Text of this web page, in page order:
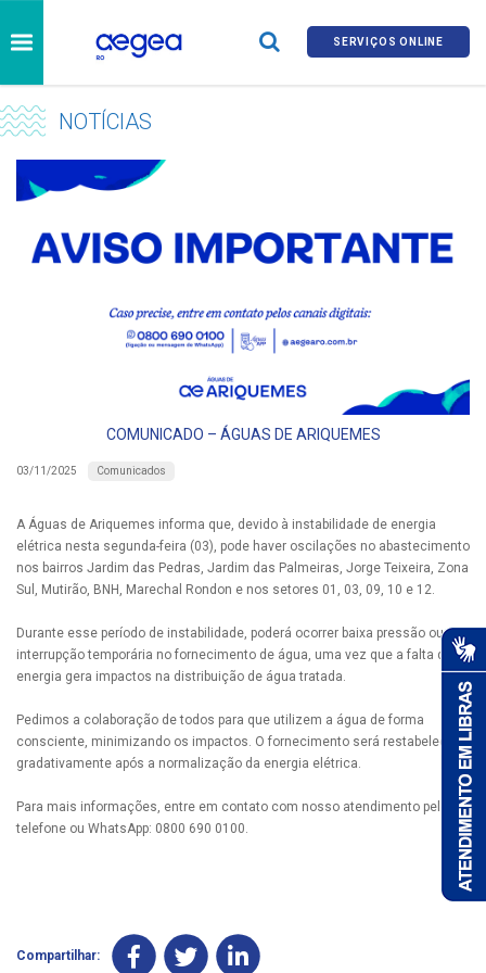
SERVIÇOS ONLINE
NOTÍCIAS
COMUNICADO – ÁGUAS DE ARIQUEMES
03/11/2025 Comunicados
A Águas de Ariquemes informa que, devido à instabilidade de energia
elétrica nesta segunda-feira (03), pode haver oscilações no abastecimento
nos bairros Jardim das Pedras, Jardim das Palmeiras, Jorge Teixeira, Zona
Sul, Mutirão, BNH, Marechal Rondon e nos setores 01, 03, 09, 10 e 12.
Durante esse período de instabilidade, poderá ocorrer baixa pressão ou
interrupção temporária no fornecimento de água, uma vez que a falta de
energia gera impactos na distribuição de água tratada.
Pedimos a colaboração de todos para que utilizem a água de forma
consciente, minimizando os impactos. O fornecimento será restabelecido
gradativamente após a normalização da energia elétrica.
Para mais informações, entre em contato com nosso atendimento pelo
telefone ou WhatsApp: 0800 690 0100.
Compartilhar: